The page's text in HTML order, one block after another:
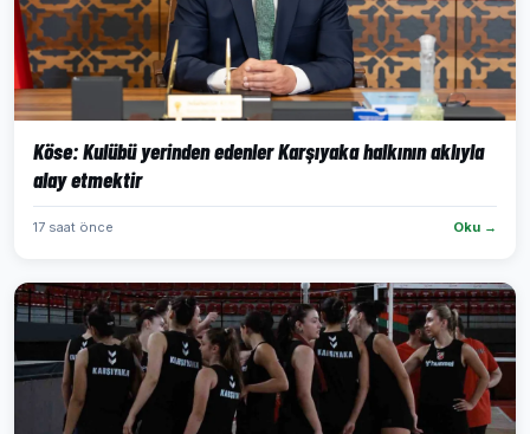
Köse: Kulübü yerinden edenler Karşıyaka halkının aklıyla
alay etmektir
17 saat önce Oku →